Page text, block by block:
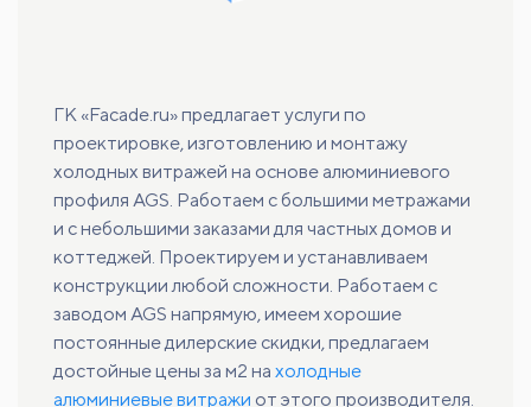
ГК «Facade.ru» предлагает услуги по
проектировке, изготовлению и монтажу
холодных витражей на основе алюминиевого
профиля AGS. Работаем с большими метражами
и с небольшими заказами для частных домов и
коттеджей. Проектируем и устанавливаем
конструкции любой сложности. Работаем с
заводом AGS напрямую, имеем хорошие
постоянные дилерские скидки, предлагаем
достойные цены за м2 на холодные
алюминиевые витражи от этого производителя.